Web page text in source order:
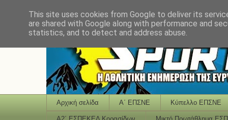
Αρχική σελίδα Α΄ ΕΠΣΝΕ Κύπελλο ΕΠΣΝΕ
This site uses cookies from Google to deliver its
are shared with Google along with performance and
statistics, and to detect and address abuse.